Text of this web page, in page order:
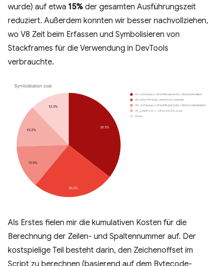
wurde) auf etwa 15% der gesamten Ausführungszeit
reduziert. Außerdem konnten wir besser nachvollziehen,
wo V8 Zeit beim Erfassen und Symbolisieren von
Stackframes für die Verwendung in DevTools
verbrauchte.
Als Erstes fielen mir die kumulativen Kosten für die
Berechnung der Zeilen- und Spaltennummer auf. Der
kostspielige Teil besteht darin, den Zeichenoffset im
Script zu berechnen (basierend auf dem Bytecode-